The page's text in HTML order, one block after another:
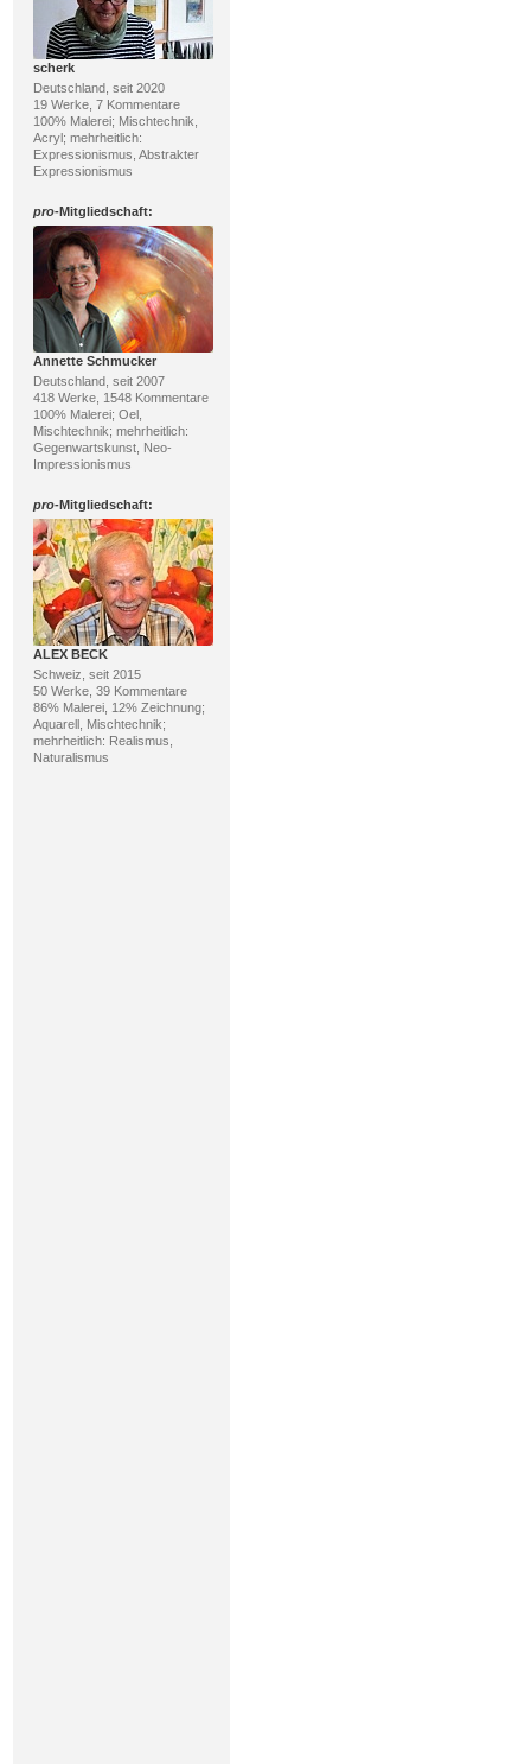
scherk
Deutschland, seit 2020
19 Werke, 7 Kommentare
100% Malerei; Mischtechnik,
Acryl; mehrheitlich:
Expressionismus, Abstrakter
Expressionismus
pro-Mitgliedschaft:
Annette Schmucker
Deutschland, seit 2007
418 Werke, 1548 Kommentare
100% Malerei; Oel,
Mischtechnik; mehrheitlich:
Gegenwartskunst, Neo-
Impressionismus
pro-Mitgliedschaft:
ALEX BECK
Schweiz, seit 2015
50 Werke, 39 Kommentare
86% Malerei, 12% Zeichnung;
Aquarell, Mischtechnik;
mehrheitlich: Realismus,
Naturalismus